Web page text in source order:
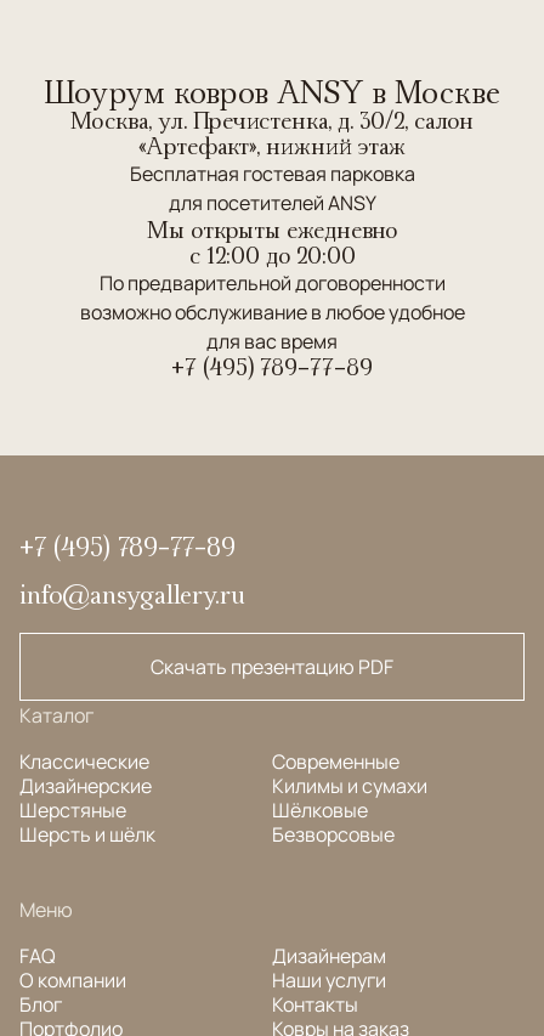
Шоурум ковров ANSY в Москве
Москва, ул. Пречистенка, д. 30/2, салон
«Артефакт», нижний этаж
Бесплатная гостевая парковка
для посетителей ANSY
Мы открыты ежедневно
c 12:00 до 20:00
По предварительной договоренности
возможно обслуживание в любое удобное
для вас время
+7 (495) 789-77-89
+7 (495) 789-77-89
info@ansygallery.ru
Скачать презентацию PDF
Каталог
Классические
Дизайнерские
Шерстяные
Шерсть и шёлк
Современные
Килимы и сумахи
Шёлковые
Безворсовые
Меню
FAQ
О компании
Блог
Портфолио
Дизайнерам
Наши услуги
Контакты
Ковры на заказ